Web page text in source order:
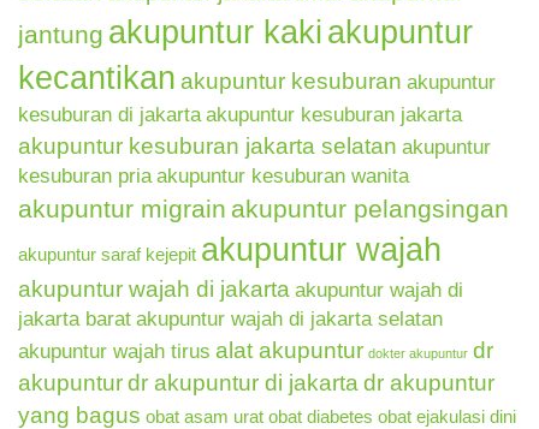
jantung akupuntur kakiakupuntur
kecantikan akupuntur kesuburan akupuntur
kesuburan di jakarta akupuntur kesuburan jakarta
akupuntur kesuburan jakarta selatan akupuntur
kesuburan pria akupuntur kesuburan wanita
akupuntur migrain akupuntur pelangsingan
akupuntur saraf kejepit akupuntur wajah
akupuntur wajah di jakarta akupuntur wajah di
jakarta barat akupuntur wajah di jakarta selatan
akupuntur wajah tirus alat akupuntur dokter akupuntur dr
akupunturdr akupuntur di jakarta dr akupuntur
yang bagus obat asam urat obat diabetes obat ejakulasi dini